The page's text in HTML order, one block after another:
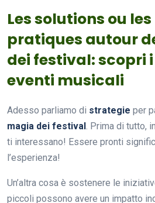
Les solutions ou
pratiques autour
dei festival: scopri
eventi musicali
Adesso parliamo di strategie per
magia dei festival . Prima di tutto,
ti interessano! Essere pronti
l’esperienza!
Un’altra cosa è sostenere le
piccoli possono avere un impatto